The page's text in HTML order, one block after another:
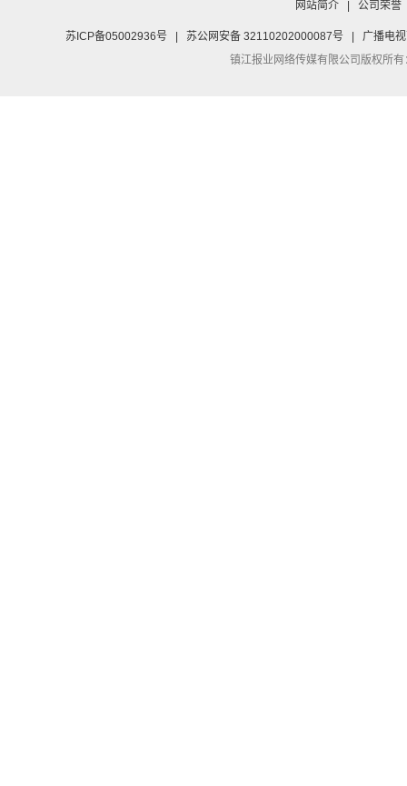
网站简介 公司荣誉
苏ICP备05002936号 苏公网安备 32110202000087号
广播电
镇江报业网络传媒有限公司版权所